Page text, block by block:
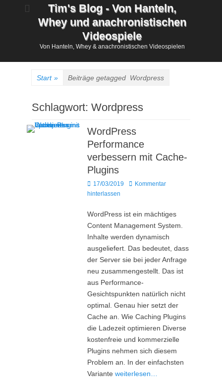
Tim's Blog - Von Hanteln,
Whey und anachronistischen
Videospiele
Von Hanteln, Whey & anachronistischen Videospielen
Start » Beiträge getagged Wordpress
Schlagwort: Wordpress
WordPress
Performance
verbessern mit Cache-
Plugins
Posted
on
17/03/2019
Kommentar
hinterlassen
WordPress ist ein mächtiges
Content Management System.
Inhalte werden dynamisch
ausgeliefert. Das bedeutet, dass
der Server sie bei jeder Anfrage
neu zusammengestellt. Das ist
aus Performance-
Gesichtspunkten natürlich nicht
optimal. Genau hier setzt der
Cache an. Wie Caching Plugins
die Ladezeit optimieren Diverse
kostenfreie und kommerzielle
Plugins nehmen sich diesem
Problem an. In der einfachsten
Varianteweiterlesen…